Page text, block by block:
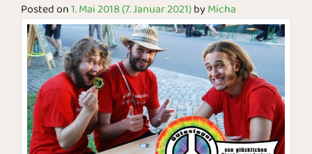
Posted on1. Mai 2018 (7. Januar 2021)byMicha